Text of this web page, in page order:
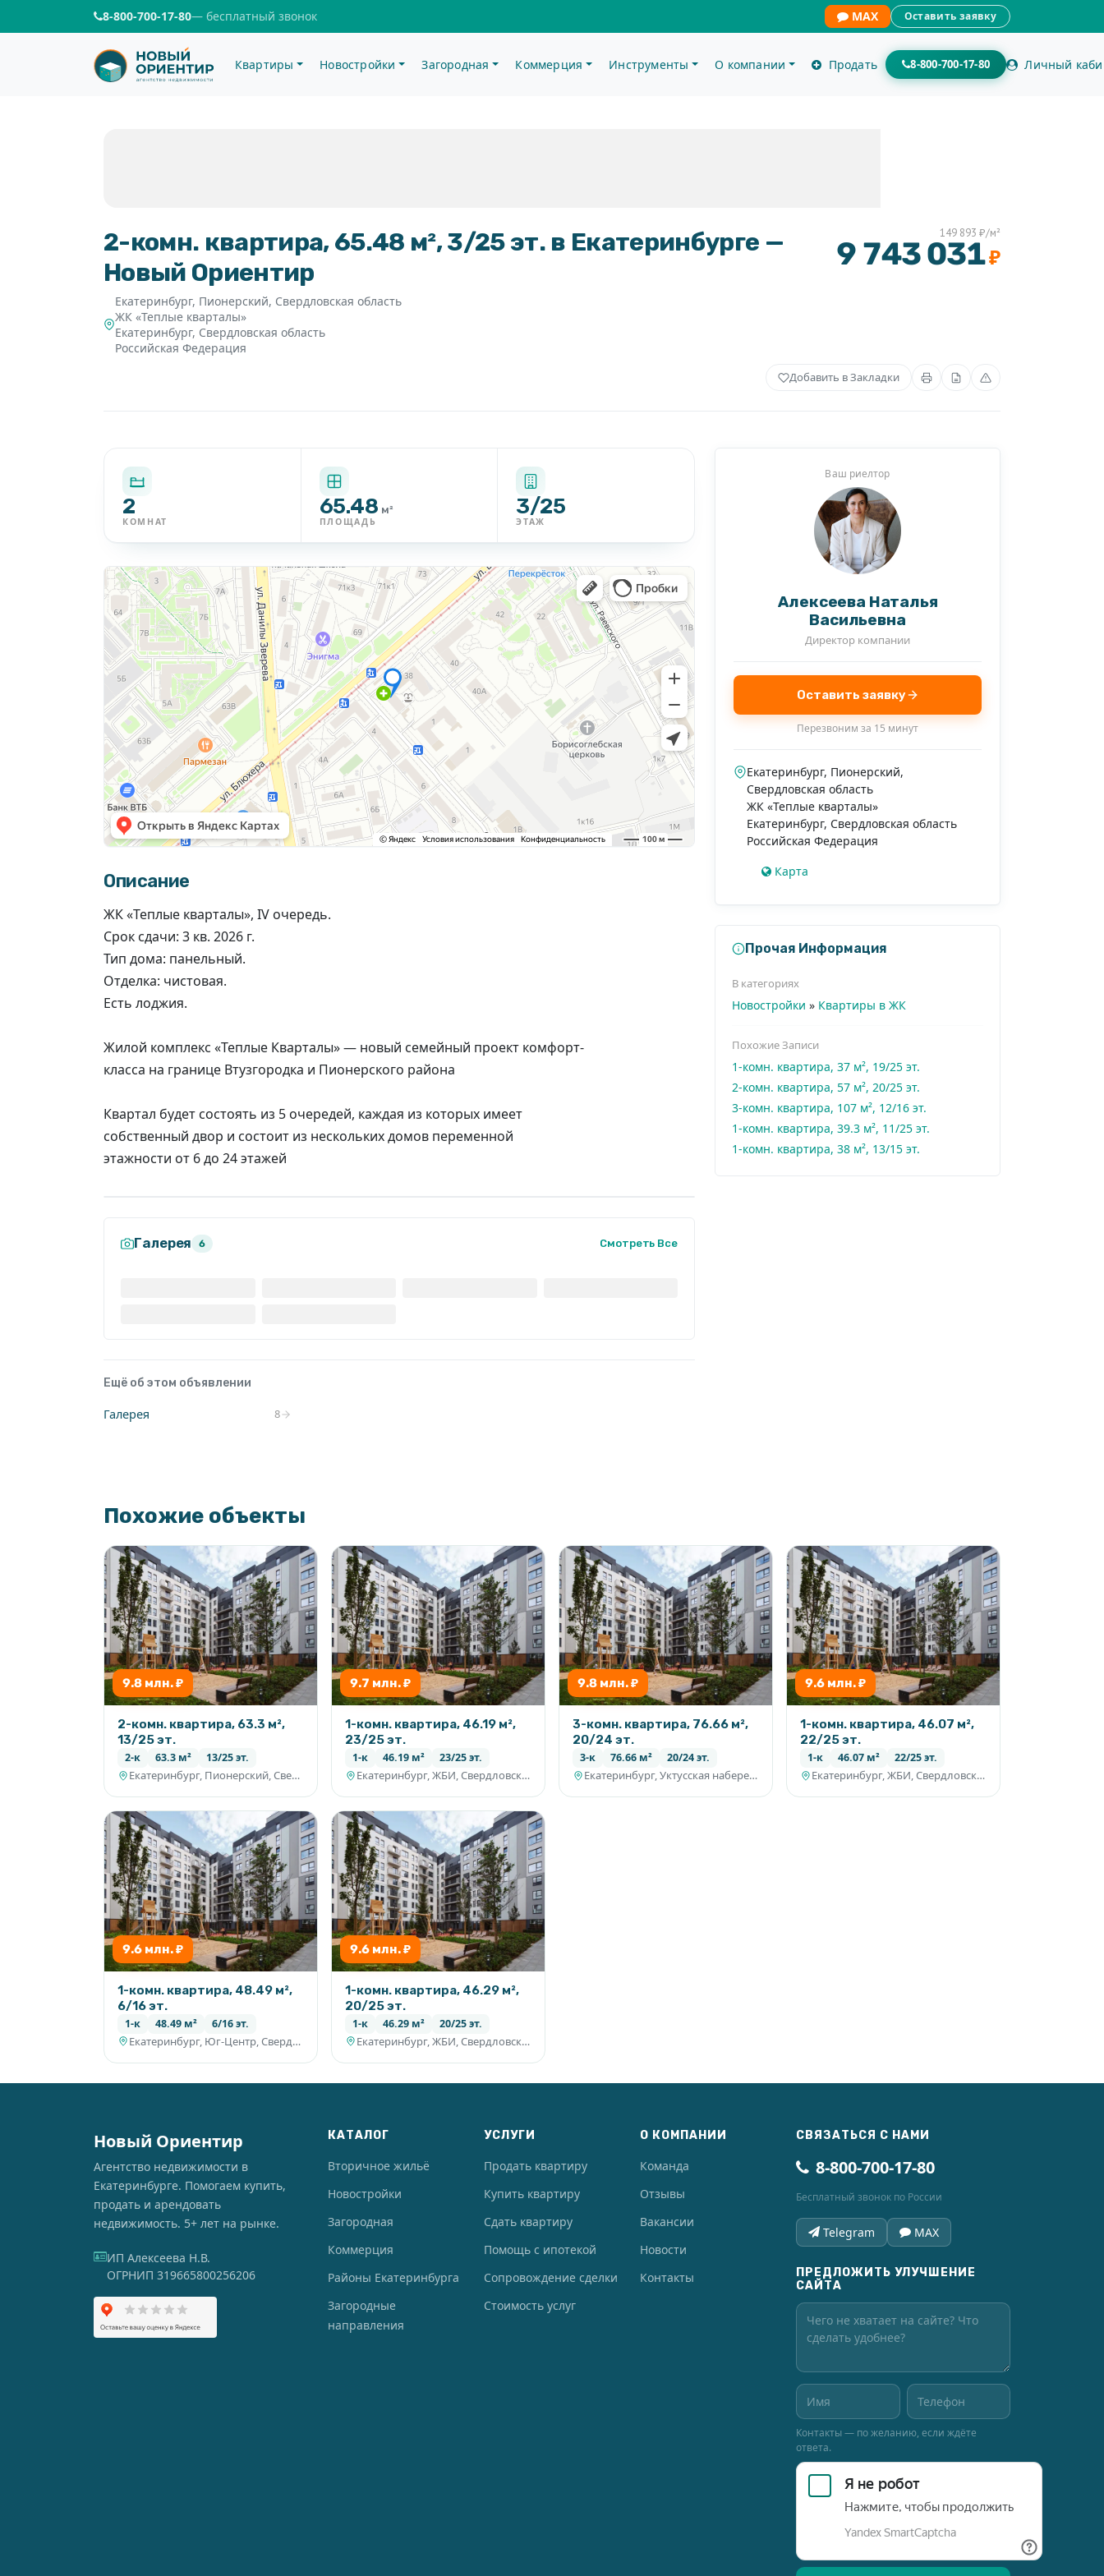
8-800-700-17-80— бесплатный звонок MAX Оставить заявку
Квартиры Новостройки Загородная Коммерция Инструменты О компании Продать 8-800-700-17-80 Личный
2-комн. квартира, 65.48 м², 3/25 эт. в Екатеринбурге —
Новый Ориентир
Екатеринбург, Пионерский, Свердловская область
ЖК «Теплые кварталы»
Екатеринбург, Свердловская область
Российская Федерация
149 893 ₽/м²
9 743 031₽
Добавить в Закладки
2
КОМНАТ
65.48 м²
ПЛОЩАДЬ
3/25
ЭТАЖ
Описание
ЖК «Теплые кварталы», IV очередь.
Срок сдачи: 3 кв. 2026 г.
Тип дома: панельный.
Отделка: чистовая.
Есть лоджия.
Жилой комплекс «‎Теплые Кварталы‎»‎ — новый семейный проект комфорт-
класса на границе Втузгородка и Пионерского района
Квартал будет состоять из 5 очередей, каждая из которых имеет
собственный двор и состоит из нескольких домов переменной
этажности от 6 до 24 этажей
Галерея 6 Смотреть Все
Ещё об этом объявлении
Галерея 8
Ваш риелтор
Алексеева Наталья
Васильевна
Директор компании
Оставить заявку
Перезвоним за 15 минут
Екатеринбург, Пионерский,
Свердловская область
ЖК «Теплые кварталы»
Екатеринбург, Свердловская область
Российская Федерация
Карта
Прочая Информация
В категориях
Новостройки » Квартиры в ЖК
Похожие Записи
1-комн. квартира, 37 м², 19/25 эт.
2-комн. квартира, 57 м², 20/25 эт.
3-комн. квартира, 107 м², 12/16 эт.
1-комн. квартира, 39.3 м², 11/25 эт.
1-комн. квартира, 38 м², 13/15 эт.
Похожие объекты
9.8 млн. ₽
2-комн. квартира, 63.3 м²,
13/25 эт.
2-к 63.3 м² 13/25 эт.
Екатеринбург, Пионерский, Свердловская область
9.7 млн. ₽
1-комн. квартира, 46.19 м²,
23/25 эт.
1-к 46.19 м² 23/25 эт.
Екатеринбург, ЖБИ, Свердловская область
9.8 млн. ₽
3-комн. квартира, 76.66 м²,
20/24 эт.
3-к 76.66 м² 20/24 эт.
Екатеринбург, Уктусская набережная, Свердловская область
9.6 млн. ₽
1-комн. квартира, 46.07 м²,
22/25 эт.
1-к 46.07 м² 22/25 эт.
Екатеринбург, ЖБИ, Свердловская область
9.6 млн. ₽
1-комн. квартира, 48.49 м²,
6/16 эт.
1-к 48.49 м² 6/16 эт.
Екатеринбург, Юг-Центр, Свердловская область
9.6 млн. ₽
1-комн. квартира, 46.29 м²,
20/25 эт.
1-к 46.29 м² 20/25 эт.
Екатеринбург, ЖБИ, Свердловская область
Новый Ориентир
Агентство недвижимости в
Екатеринбурге. Помогаем купить,
продать и арендовать
недвижимость. 5+ лет на рынке.
ИП Алексеева Н.В.
ОГРНИП 319665800256206
КАТАЛОГ
Вторичное жильё
Новостройки
Загородная
Коммерция
Районы Екатеринбурга
Загородные
направления
УСЛУГИ
Продать квартиру
Купить квартиру
Сдать квартиру
Помощь с ипотекой
Сопровождение сделки
Стоимость услуг
О КОМПАНИИ
Команда
Отзывы
Вакансии
Новости
Контакты
СВЯЗАТЬСЯ С НАМИ
8-800-700-17-80
Бесплатный звонок по России
Telegram MAX
ПРЕДЛОЖИТЬ УЛУЧШЕНИЕ
САЙТА
Контакты — по желанию, если ждёте
ответа.